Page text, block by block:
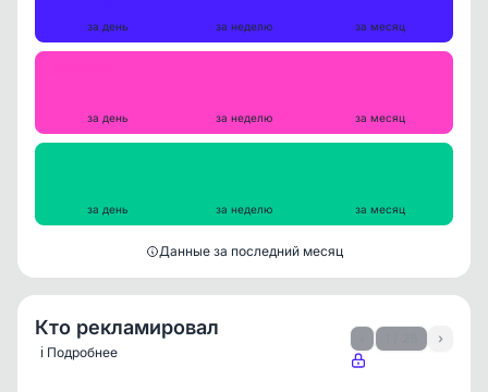
за день за неделю за месяц
за день за неделю за месяц
за день за неделю за месяц
Данные за последний месяц
Кто рекламировал
ℹ️ Подробнее
›